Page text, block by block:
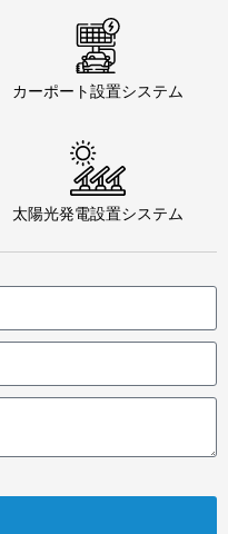
カーポート設置システム
太陽光発電設置システム